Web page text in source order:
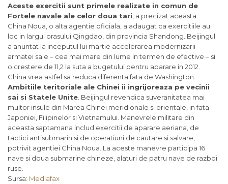
Aceste exercitii sunt primele realizate in comun de
Fortele navale ale celor doua tari , a precizat aceasta.
China Noua, o alta agentie oficiala, a adaugat ca exercitiile au
loc in largul orasului Qingdao, din provincia Shandong. Beijingul
a anuntat la inceputul lui martie accelerarea modernizarii
armatei sale – cea mai mare din lume in termen de efective – si
o crestere de 11,2 la suta a bugetului pentru aparare in 2012.
China vrea astfel sa reduca diferenta fata de Washington.
Ambitiile teritoriale ale Chinei ii ingrijoreaza pe vecinii
sai si Statele Unite . Beijingul revendica suveranitatea mai
multor insule din Marea Chinei meridionale si orientale, in fata
Japoniei, Filipinelor si Vietnamului. Manevrele militare din
aceasta saptamana includ exercitii de aparare aeriana, de
tactici antisubmarin si de operatiuni de cautare si salvare,
potrivit agentiei China Noua. La aceste manevre participa 16
nave si doua submarine chineze, alaturi de patru nave de razboi
ruse.
Sursa: Mediafax